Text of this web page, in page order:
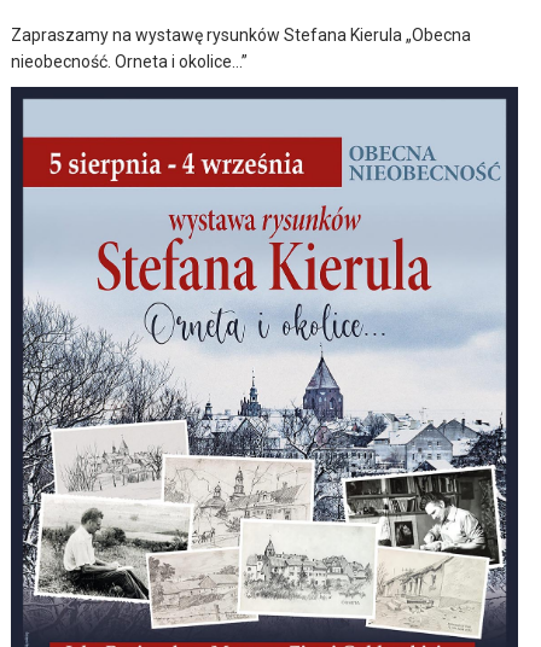
Zapraszamy na wystawę rysunków Stefana Kierula „Obecna
nieobecność. Orneta i okolice…”